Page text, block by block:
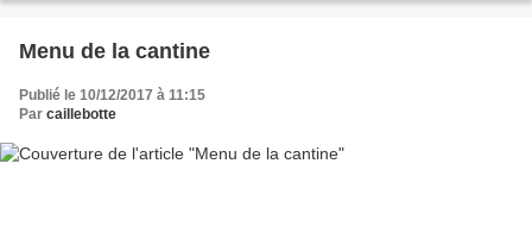
Menu de la cantine
Publié le 10/12/2017 à 11:15
Par caillebotte